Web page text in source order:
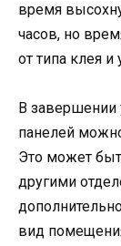
время
часов, но
от типа клея
В завершении
панелей
Это может
другими
вид